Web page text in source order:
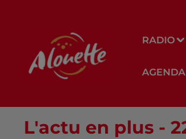
RADIO
AGENDA
L'actu en plus -